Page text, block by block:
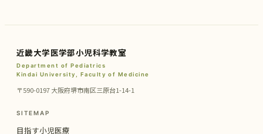
近畿大学医学部小児科学教室
Department of Pediatrics
Kindai University, Faculty of Medicine
〒590-0197 大阪府堺市南区三原台1-14-1
SITEMAP
目指す小児医療